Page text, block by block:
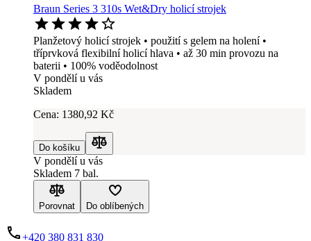
Braun Series 3 310s Wet&Dry holicí strojek
Planžetový holicí strojek • použití s gelem na holení •
tříprvková flexibilní holicí hlava • až 30 min provozu na
baterii • 100% voděodolnost
V pondělí u vás
Skladem
Cena: 1380,92 Kč
Do košíku
Porovnat
V pondělí u vás
Skladem 7 bal.
Porovnat Do oblíbených
+420 380 831 830